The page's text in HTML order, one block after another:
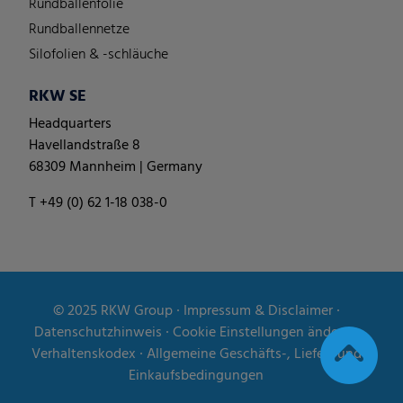
Rundballenfolie
Rundballennetze
Silofolien & -schläuche
RKW SE
Headquarters
Havellandstraße 8
68309 Mannheim | Germany
T +49 (0) 62 1-18 038-0
© 2025RKW Group∙ Impressum & Disclaimer∙
Datenschutzhinweis ∙Cookie Einstellungen ändern∙
Verhaltenskodex ∙Allgemeine Geschäfts-, Liefer- und
Einkaufsbedingungen